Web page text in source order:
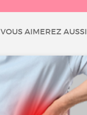
VOUS AIMEREZ AUSSI